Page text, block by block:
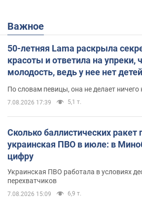
Важное
50-летняя Lama раскрыла
красоты и ответила на упреки,
молодость, ведь у нее нет детей
По словам певицы, она не делает ничего
7.08.2026 17:39 5,1 т.
Сколько баллистических ракет
украинская ПВО в июле: в
цифру
Украинская ПВО работала в условиях
перехватчиков
7.08.2026 15:09 6,9 т.